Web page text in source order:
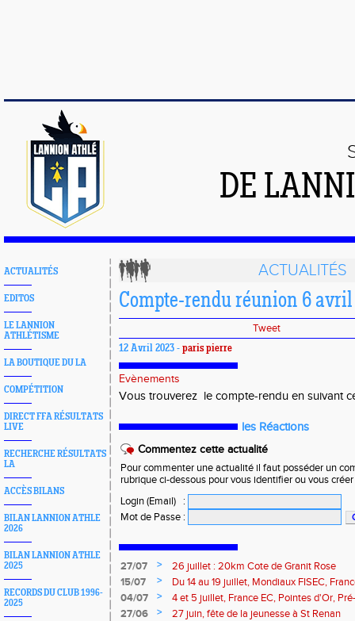
DE
ACTUALITÉS
EDITOS
LE LANNION
ATHLÉTISME
LA BOUTIQUE DU LA
COMPÉTITION
DIRECT FFA RÉSULTATS
LIVE
RECHERCHE RÉSULTATS
LA
ACCÈS BILANS
BILAN LANNION ATHLE
2026
BILAN LANNION ATHLE
2025
RECORDS DU CLUB 1996-
2025
ACTUALITÉS
Compte-rendu réunion 6 avril
Tweet
12 Avril 2023 - paris pierre
Evènements
Vous trouverez le compte-rendu en suivant
les Réactions
Commentez cette actualité
Pour commenter une actualité il faut posséder un
rubrique ci-dessous pour vous identifier ou vous
Login (Email)
:
Mot de Passe :
27/07 >
26 juillet : 20km Cote de Granit Rose
15/07
>
Du 14 au 19 juillet, Mondiaux FISEC,
04/07
>
4 et 5 juillet, France EC, Pointes d'Or,
Meetings Fougères, Quimper, St Renan
27/06 >
27 juin, fête de la jeunesse à St Renan